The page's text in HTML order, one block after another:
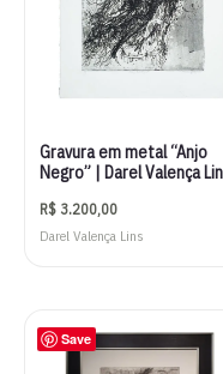
Gravura em metal “Anjo
Negro” | Darel Valença
R$ 3.200,00
Darel Valença Lins
Save